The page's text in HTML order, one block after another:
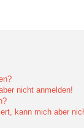
nicht anmelden!
kann mich aber